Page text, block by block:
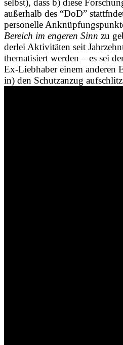
selbst), dass b) diese
außerhalb des “DoD”
personelle
Bereich im engeren Sinn zu
derlei Aktivitäten seit
thematisiert werden – es sei
Ex-Liebhaber einem anderen
in) den Schutzanzug